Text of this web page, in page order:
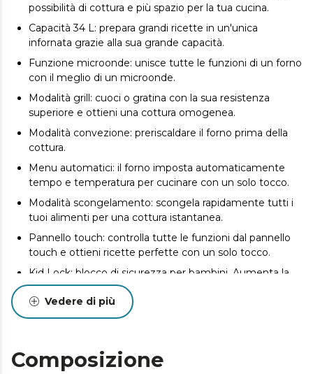
possibilità di cottura e più spazio per la tua cucina.
Capacità 34 L: prepara grandi ricette in un'unica
infornata grazie alla sua grande capacità.
Funzione microonde: unisce tutte le funzioni di un forno
con il meglio di un microonde.
Modalità grill: cuoci o gratina con la sua resistenza
superiore e ottieni una cottura omogenea.
Modalità convezione: preriscaldare il forno prima della
cottura.
Menu automatici: il forno imposta automaticamente
tempo e temperatura per cucinare con un solo tocco.
Modalità scongelamento: scongela rapidamente tutti i
tuoi alimenti per una cottura istantanea.
Pannello touch: controlla tutte le funzioni dal pannello
touch e ottieni ricette perfette con un solo tocco.
Kid Lock: blocco di sicurezza per bambini. Aumenta la
sicurezza, evita rischi e preoccupazioni.
Vedere di più
Composizione